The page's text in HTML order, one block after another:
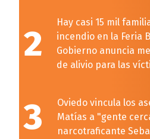
2
Hay casi 15 mil
incendio en la Feria
Gobierno anuncia
de alivio para las
3
Oviedo vincula los
Matías a "gente
narcotraficante